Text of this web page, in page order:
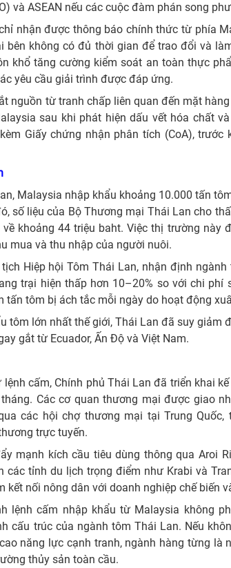
và ASEAN nếu các cuộc đàm phán song
nhận được thông báo chính thức từ phía
bên không có đủ thời gian để trao đổi và
khổ tăng cường kiểm soát an toàn thực
yêu cầu giải trình được đáp ứng.
nguồn từ tranh chấp liên quan đến mặt
sau khi phát hiện dấu vết hóa chất
Giấy chứng nhận phân tích (CoA),
Malaysia nhập khẩu khoảng 10.000 tấn
số liệu của Bộ Thương mại Thái Lan cho
khoảng 44 triệu baht. Việc thị trường
mua và thu nhập của người nuôi.
tịch Hiệp hội Tôm Thái Lan, nhận định
trại hiện thấp hơn 10–20% so với chi phí
tấn tôm bị ách tắc mỗi ngày do hoạt động
tôm lớn nhất thế giới, Thái Lan đã suy giảm
gắt từ Ecuador, Ấn Độ và Việt Nam.
cấm, Chính phủ Thái Lan đã triển khai
Các cơ quan thương mại được giao
các hội chợ thương mại tại Trung
trực tuyến.
mạnh kích cầu tiêu dùng thông qua Aroi
các tỉnh du lịch trọng điểm như Krabi và
kết nối nông dân với doanh nghiệp chế biến
lệnh cấm nhập khẩu từ Malaysia không
cấu trúc của ngành tôm Thái Lan. Nếu
năng lực cạnh tranh, ngành hàng từng là
thủy sản toàn cầu.